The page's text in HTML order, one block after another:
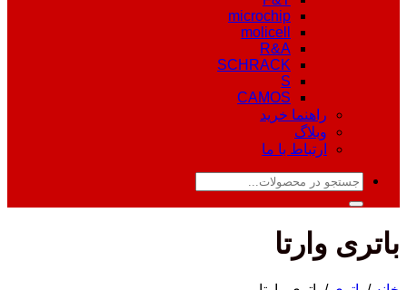
microchip
molicell
R&A
SCHRACK
S
CAMOS
راهنما خرید
وبلاگ
ارتباط با ما
جستجو
باتری وارتا